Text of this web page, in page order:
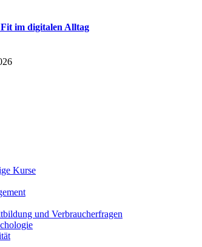
im digitalen Alltag
Kurse
und Verbraucherfragen